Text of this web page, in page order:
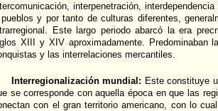
interpenetración,
y por tanto de culturas diferentes,
Este largo periodo abarcó la era
XIII y XIV aproximadamente. Predominaban
y las interrelaciones mercantiles.
Interregionalización mundial: Este constituye
se corresponde con aquella época en que las
con el gran territorio americano, con lo